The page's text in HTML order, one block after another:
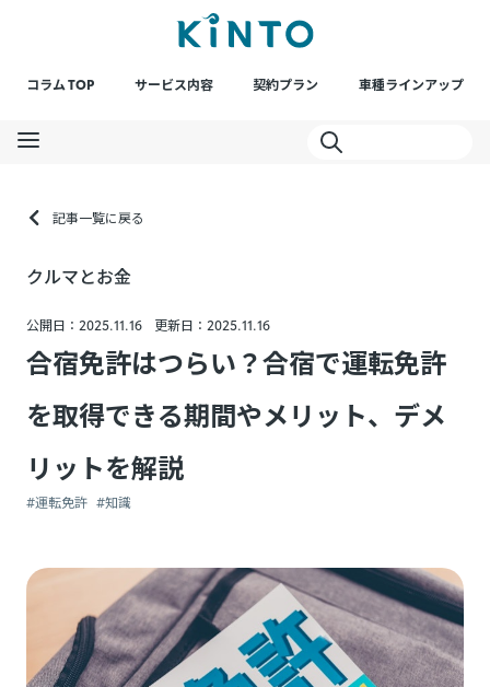
コラム TOP サービス内容 契約プラン 車種ラインアップ
記事一覧に戻る
クルマとお金
公開日：2025.11.16 更新日：2025.11.16
合宿免許はつらい？合宿で運転免許
を取得できる期間やメリット、デメ
リットを解説
#運転免許 #知識